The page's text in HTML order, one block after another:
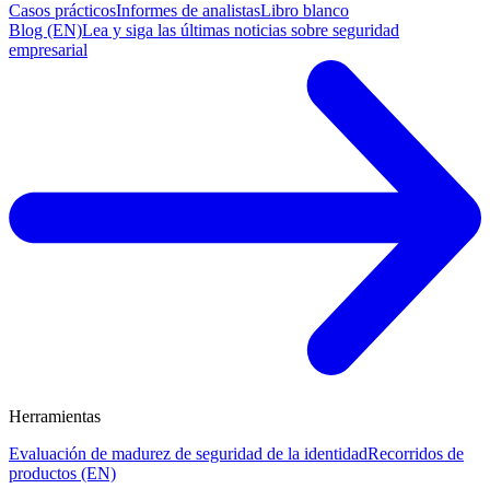
Casos prácticosInformes de analistasLibro blanco
Blog (EN)Lea y siga las últimas noticias sobre seguridad
empresarial
Herramientas
Evaluación de madurez de seguridad de la identidadRecorridos de
productos (EN)